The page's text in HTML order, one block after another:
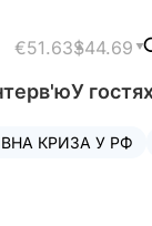
€51.63$44.69
У
КРИЗА У РФ